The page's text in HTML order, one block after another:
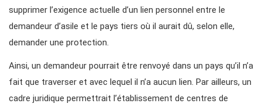
supprimer l’exigence actuelle d’un lien personnel entre le
demandeur d’asile et le pays tiers où il aurait dû, selon elle,
demander une protection.
Ainsi, un demandeur pourrait être renvoyé dans un pays qu’il n’a
fait que traverser et avec lequel il n’a aucun lien. Par ailleurs, un
cadre juridique permettrait l’établissement de centres de